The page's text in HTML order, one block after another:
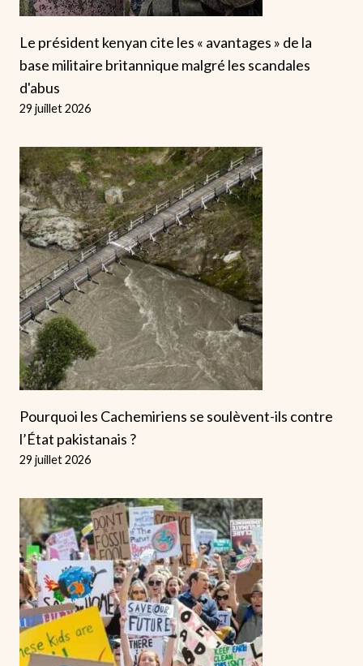
Le président kenyan cite les « avantages » de la
base militaire britannique malgré les scandales
d'abus
29 juillet 2026
Pourquoi les Cachemiriens se soulèvent-ils contre
l’État pakistanais ?
29 juillet 2026